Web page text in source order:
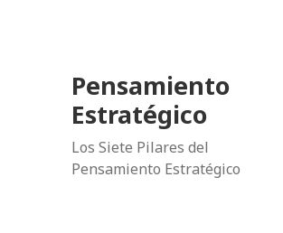
Pensamiento
Estratégico
Los Siete Pilares del
Pensamiento Estratégico